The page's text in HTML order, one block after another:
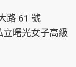
路 61 號
立曙光女子高級